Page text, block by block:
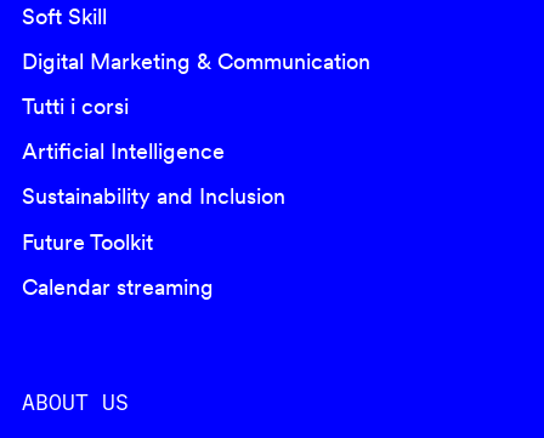
Soft Skill
Digital Marketing & Communication
Tutti i corsi
Artificial Intelligence
Sustainability and Inclusion
Future Toolkit
Calendar streaming
ABOUT US